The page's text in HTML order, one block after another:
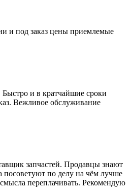
и под заказ цены приемлемые
и в кратчайшие сроки
Вежливое обслуживание
запчастей. Продавцы знают
посоветуют по делу на чём лучше
переплачивать. Рекомендую